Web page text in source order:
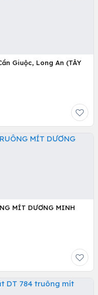
MÍT DƯƠNG MINH